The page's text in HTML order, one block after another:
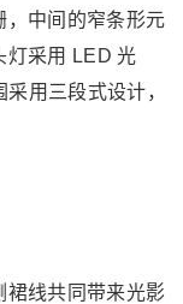
，中间的窄条形元
灯采用 LED 光
用三段式设计，
裙线共同带来光影